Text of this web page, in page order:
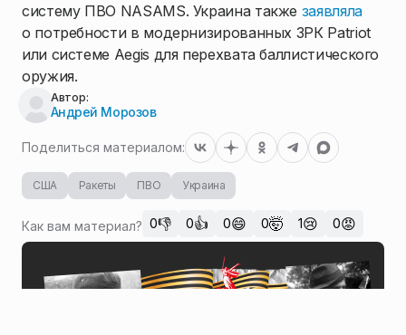
систему ПВО NASAMS. Украина также заявляла
о потребности в модернизированных ЗРК Patriot
или системе Aegis для перехвата баллистического
оружия.
Автор:
Андрей Морозов
Поделиться материалом:
США Ракеты ПВО Украина
Как вам материал? 0👎 0👍 0😄 0🤯 1😢 0😡